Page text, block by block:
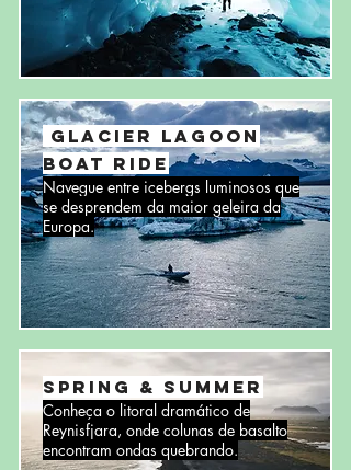
Glacier Lagoon
Boat Ride
Navegue entre icebergs luminosos que
se desprendem da maior geleira da
Europa.
spring & summer
Conheça o litoral dramático de
Reynisfjara, onde colunas de basalto
encontram ondas quebrando.